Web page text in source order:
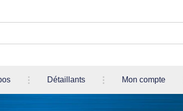
Détaillants Mon compte